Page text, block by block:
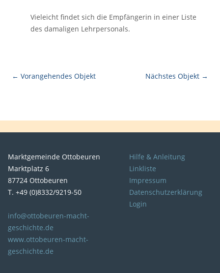
Vieleicht findet sich die Empfängerin in einer Liste
des damaligen Lehrpersonals.
← Vorangehendes Objekt Nächstes Objekt →
Marktgemeinde Ottobeuren
Marktplatz 6
87724 Ottobeuren
T. +49 (0)8332/9219-50
info@ottobeuren-macht-
geschichte.de
www.ottobeuren-macht-
geschichte.de
Hilfe & Anleitung
Linkliste
Impressum
Datenschutzerklärung
Login